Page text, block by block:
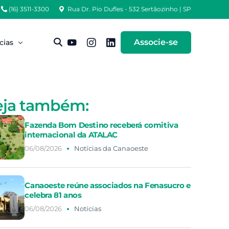
(16) 3511-3300 Rua Dr. Pio Dufles - 532 Sertãozinho | SP
Técnicos
Associe-se
também:
Fazenda Bom Destino receberá comitiva
internacional da ATALAC
06/08/2026 Notícias da Canaoeste
Canaoeste reúne associados na Fenasucro e
celebra 81 anos
06/08/2026 Notícias